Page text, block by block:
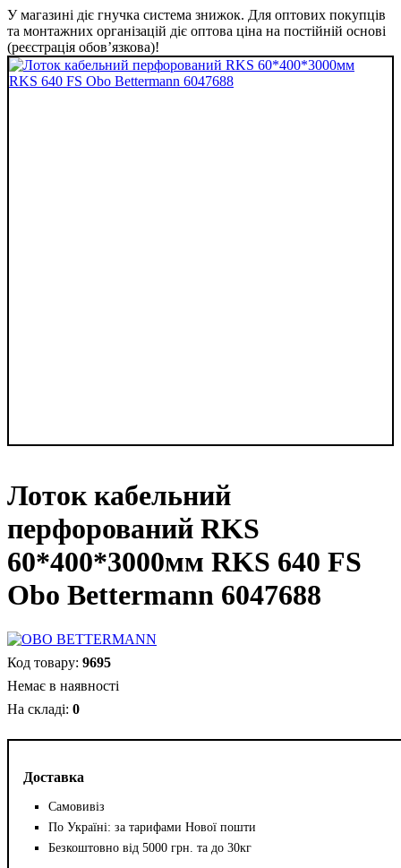
У магазині діє гнучка система знижок. Для оптових покупців
та монтажних організацій діє оптова ціна на постійній основі
(реєстрація обов’язкова)!
Лоток кабельний
перфорований RKS
60*400*3000мм RKS 640 FS
Obo Bettermann 6047688
Доставка
Самовивіз
По Україні: за тарифами Нової пошти
Безкоштовно від 5000 грн. та до 30кг
9695
Немає в наявності
0